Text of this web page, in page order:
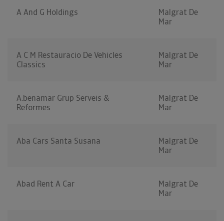
A And G Holdings
Malgrat De
Mar
A C M Restauracio De Vehicles
Classics
Malgrat De
Mar
A.benamar Grup Serveis &
Reformes
Malgrat De
Mar
Aba Cars Santa Susana
Malgrat De
Mar
Abad Rent A Car
Malgrat De
Mar